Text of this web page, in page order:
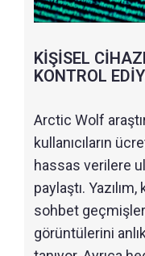
KİŞİSEL
KONTROL
Arctic Wolf
kullanıcıların
hassas verilere
paylaştı.
sohbet
görüntülerini